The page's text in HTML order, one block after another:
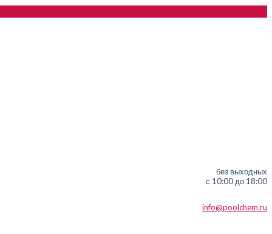
без выходных
с 10:00 до 18:00
info@poolchem.ru